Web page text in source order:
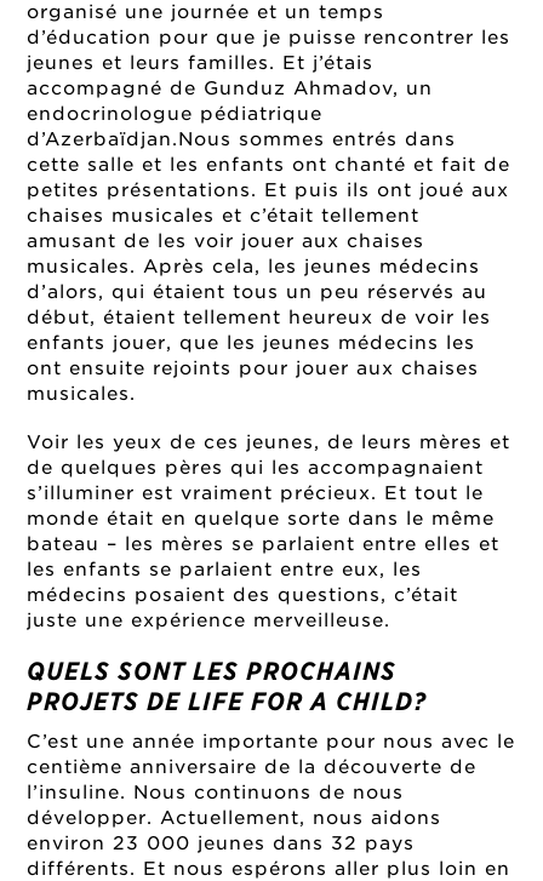
organisé une journée et un temps
d’éducation pour que je puisse rencontrer les
jeunes et leurs familles. Et j’étais
accompagné de Gunduz Ahmadov, un
endocrinologue pédiatrique
d’Azerbaïdjan.Nous sommes entrés dans
cette salle et les enfants ont chanté et fait de
petites présentations. Et puis ils ont joué aux
chaises musicales et c’était tellement
amusant de les voir jouer aux chaises
musicales. Après cela, les jeunes médecins
d’alors, qui étaient tous un peu réservés au
début, étaient tellement heureux de voir les
enfants jouer, que les jeunes médecins les
ont ensuite rejoints pour jouer aux chaises
musicales.
Voir les yeux de ces jeunes, de leurs mères et
de quelques pères qui les accompagnaient
s’illuminer est vraiment précieux. Et tout le
monde était en quelque sorte dans le même
bateau – les mères se parlaient entre elles et
les enfants se parlaient entre eux, les
médecins posaient des questions, c’était
juste une expérience merveilleuse.
QUELS SONT LES PROCHAINS
PROJETS DE LIFE FOR A CHILD?
C’est une année importante pour nous avec le
centième anniversaire de la découverte de
l’insuline. Nous continuons de nous
développer. Actuellement, nous aidons
environ 23 000 jeunes dans 32 pays
différents. Et nous espérons aller plus loin en